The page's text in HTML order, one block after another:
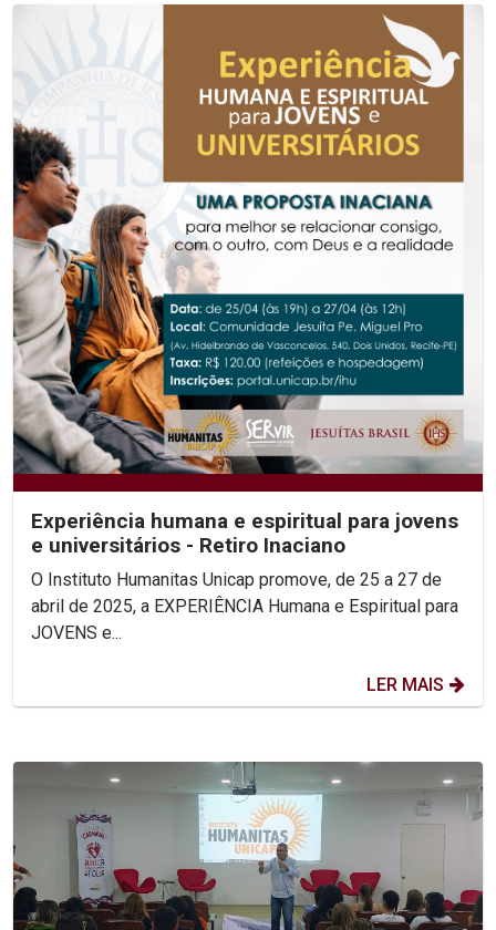
Experiência humana e espiritual para jovens
e universitários - Retiro Inaciano
O Instituto Humanitas Unicap promove, de 25 a 27 de
abril de 2025, a EXPERIÊNCIA Humana e Espiritual para
JOVENS e...
LER MAIS